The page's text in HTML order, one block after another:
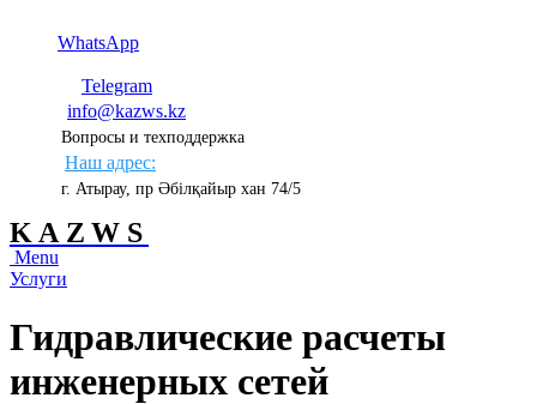
WhatsApp
Telegram
info@kazws.kz
Вопросы и техподдержка
Наш адрес:
г. Атырау, пр Әбілқайыр хан 74/5
KAZWS
Menu
Услуги
Гидравлические расчеты
инженерных сетей